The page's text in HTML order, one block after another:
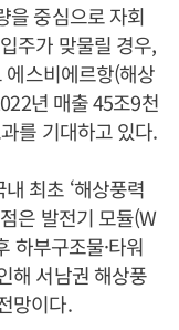
을 중심으로 자회
주가 맞물릴 경우,
에스비에르항(해상
년 매출 45조9천
를 기대하고 있다.
최초 ‘해상풍력
은 발전기 모듈(W
하부구조물·타워
해 서남권 해상풍
망이다.